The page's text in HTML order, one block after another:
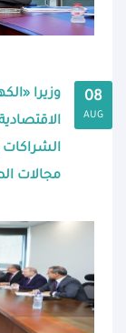
08
AUG
وزيرا
الشراكات
مجالات